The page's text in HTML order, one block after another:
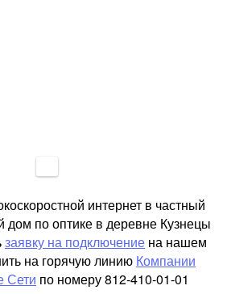
интернет в частный
дом по оптике в деревне Кузнецы
заявку на подключение на нашем
на горячую линию Компании
Сети по номеру 812-410-01-01